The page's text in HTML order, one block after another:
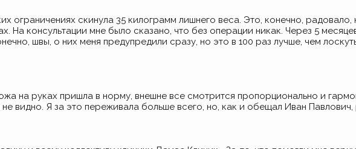
ограничениях скинула 35 килограмм лишнего веса. Это, конечно,
На консультации мне было сказано, что без операции никак. Через 5
швы, о них меня предупредили сразу, но это в 100 раз лучше, чем
на руках пришла в норму, внешне все смотрится пропорционально и
видно. Я за это переживала больше всего, но, как и обещал Иван Павлович,